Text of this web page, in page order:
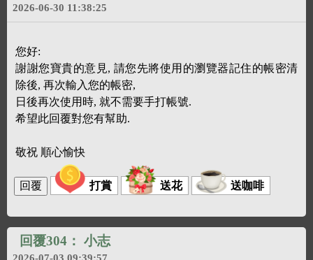
2026-06-30 11:38:25
您好:
謝謝您寶貴的意見, 請您先將使用的瀏覽器記住的帳密清
除後, 再次輸入您的帳密,
日後再次使用時, 就不需要手打帳號.
希望此回覆對您有幫助.
敬祝 順心愉快
打賞 送花 送咖啡
回覆304： 小志